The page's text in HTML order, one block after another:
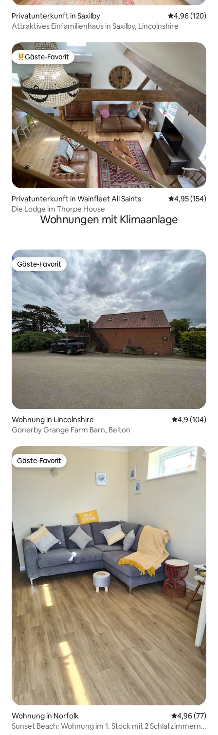
Privatunterkunft in Saxilby
4,96 (120)
Attraktives Einfamilienhaus in Saxilby, Lincolnshire
Beliebter Gäste-Favorit.
Gäste-Favorit
Privatunterkunft in Wainfleet All Saints
4,95 (154)
Die Lodge im Thorpe House
Wohnungen mit Klimaanlage
Gäste-Favorit
Gäste-Favorit
Wohnung in Lincolnshire
4,9 (104)
Gonerby Grange Farm Barn, Belton
Gäste-Favorit
Gäste-Favorit
Wohnung in Norfolk
4,96 (77)
Sunset Beach: Wohnung im 1. Stock mit 2 Schlafzimmern